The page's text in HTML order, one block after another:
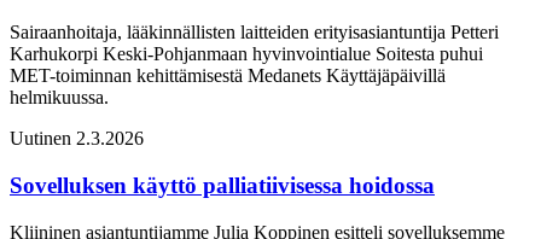
Sairaanhoitaja, lääkinnällisten laitteiden erityisasiantuntija Petteri
Karhukorpi Keski-Pohjanmaan hyvinvointialue Soitesta puhui
MET-toiminnan kehittämisestä Medanets Käyttäjäpäivillä
helmikuussa.
Uutinen 2.3.2026
Sovelluksen käyttö palliatiivisessa hoidossa
Kliininen asiantuntijamme Julia Koppinen esitteli sovelluksemme